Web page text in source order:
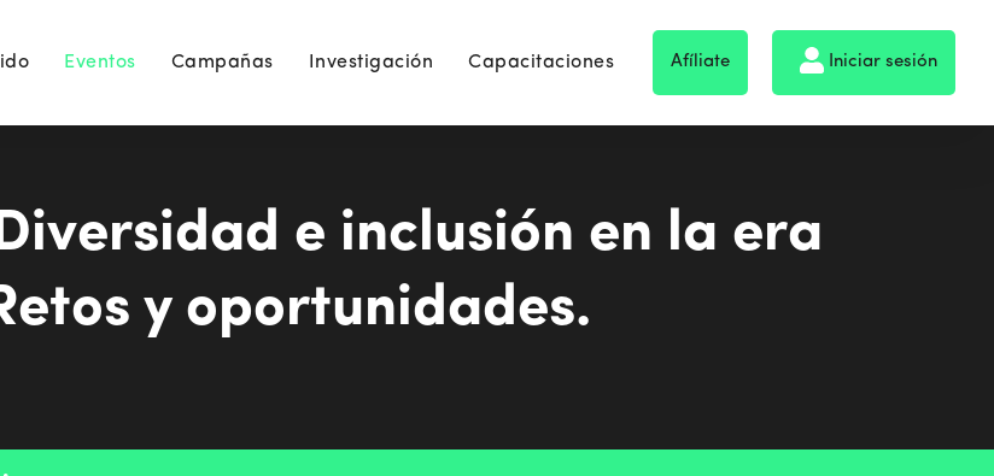
Eventos Campañas Investigación Capacitaciones Afíliate Iniciar sesión
e inclusión en la era
y oportunidades.